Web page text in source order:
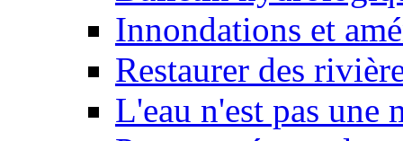
Innondations et
Restaurer des
L'eau n'est pas une